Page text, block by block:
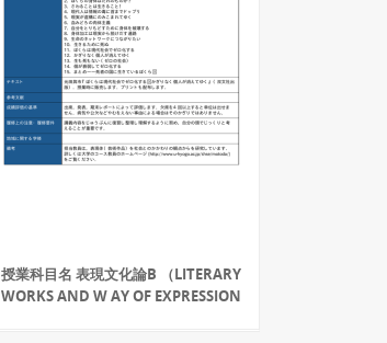
授業科目名 表現文化論B （LITERARY
WORKS AND W AY OF EXPRESSION